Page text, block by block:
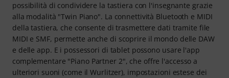
possibilità di condividere la tastiera con l'insegnante grazie
alla modalità "Twin Piano". La connettività Bluetooth e MIDI
della tastiera, che consente di trasmettere dati tramite file
MIDI e SMF, permette anche di scoprire il mondo delle DAW
e delle app. E i possessori di tablet possono usare l'app
complementare "Piano Partner 2", che offre l'accesso a
ulteriori suoni (come il Wurlitzer), impostazioni estese dei